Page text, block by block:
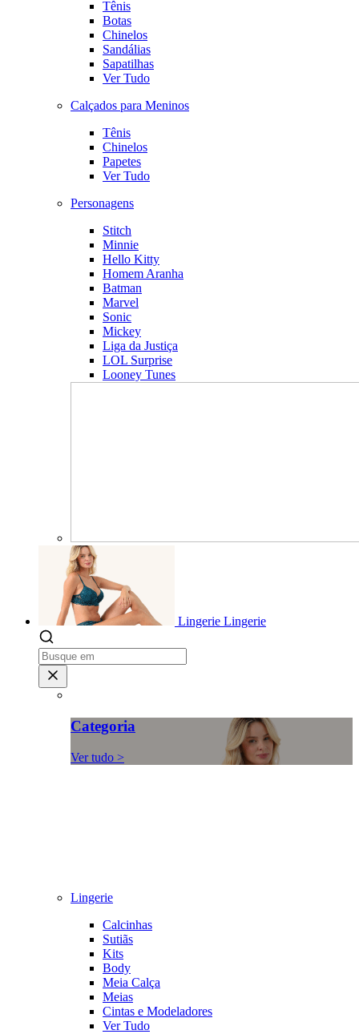
Tênis
Botas
Chinelos
Sandálias
Sapatilhas
Ver Tudo
Calçados para Meninos
Tênis
Chinelos
Papetes
Ver Tudo
Personagens
Stitch
Minnie
Hello Kitty
Homem Aranha
Batman
Marvel
Sonic
Mickey
Liga da Justiça
LOL Surprise
Looney Tunes
Lingerie Lingerie
Categoria
Ver tudo >
Lingerie
Calcinhas
Sutiãs
Kits
Body
Meia Calça
Meias
Cintas e Modeladores
Ver Tudo